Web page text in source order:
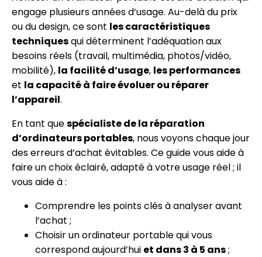
engage plusieurs années d’usage. Au-delà du prix
ou du design, ce sont les caractéristiques
techniquesqui déterminent l’adéquation aux
besoins réels (travail, multimédia, photos/vidéo,
mobilité), la facilité d’usage, les performances
et la capacité à faire évoluer ou réparer
l’appareil.
En tant quespécialiste de la réparation
d’ordinateurs portables, nous voyons chaque jour
des erreurs d’achat évitables. Ce guide vous aide à
faire un choix éclairé, adapté à votre usage réel ; il
vous aide à :
Comprendre les points clés à analyser avant
l’achat ;
Choisir un ordinateur portable qui vous
correspond aujourd’hui et dans 3 à 5 ans;